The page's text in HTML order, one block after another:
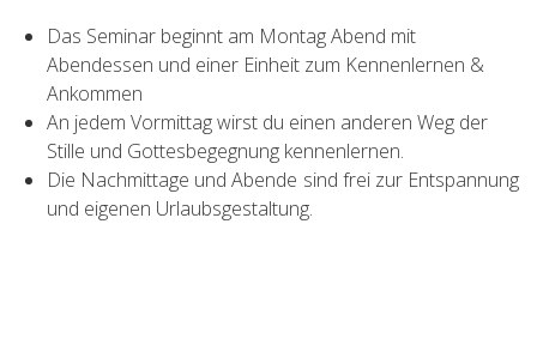
Das Seminar beginnt am Montag Abend mit
Abendessen und einer Einheit zum Kennenlernen &
Ankommen
An jedem Vormittag wirst du einen anderen Weg der
Stille und Gottesbegegnung kennenlernen.
Die Nachmittage und Abende sind frei zur Entspannung
und eigenen Urlaubsgestaltung.